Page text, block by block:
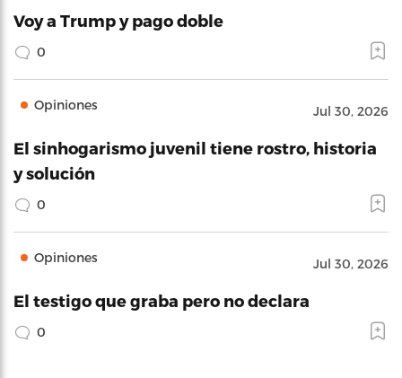
Voy a Trump y pago doble
0
Opiniones Jul 30, 2026
El sinhogarismo juvenil tiene rostro, historia
y solución
0
Opiniones Jul 30, 2026
El testigo que graba pero no declara
0